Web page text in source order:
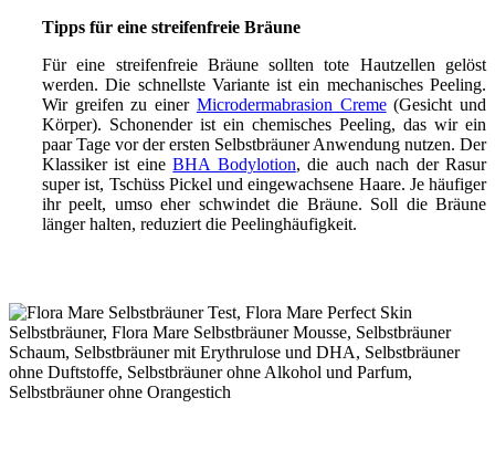
Tipps für eine streifenfreie Bräune
Für eine streifenfreie Bräune sollten tote Hautzellen gelöst
werden. Die schnellste Variante ist ein mechanisches Peeling.
Wir greifen zu einer Microdermabrasion Creme(Gesicht und
Körper). Schonender ist ein chemisches Peeling, das wir ein
paar Tage vor der ersten Selbstbräuner Anwendung nutzen. Der
Klassiker ist eineBHA Bodylotion, die auch nach der Rasur
super ist, Tschüss Pickel und eingewachsene Haare. Je häufiger
ihr peelt, umso eher schwindet die Bräune. Soll die Bräune
länger halten, reduziert die Peelinghäufigkeit.